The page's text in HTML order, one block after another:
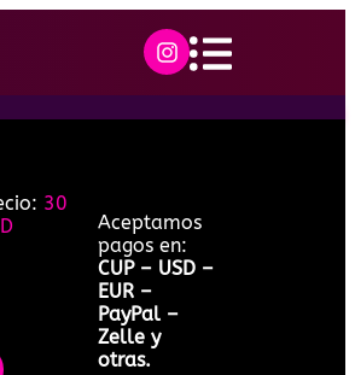
30
Aceptamos
pagos en:
CUP – USD –
EUR –
PayPal –
Zelle y
otras.